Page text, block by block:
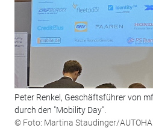
Peter Renkel, Geschäftsführer von
durch den "Mobility Day".
© Foto: Martina Staudinger/